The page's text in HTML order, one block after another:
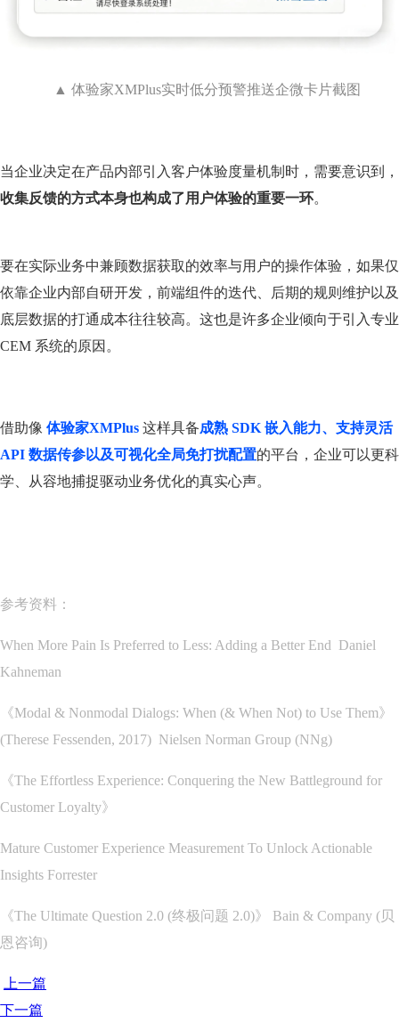
▲ 体验家XMPlus实时低分预警推送企微卡片截图
当企业决定在产品内部引入客户体验度量机制时，需要意识到，
收集反馈的方式本身也构成了用户体验的重要一环。
要在实际业务中兼顾数据获取的效率与用户的操作体验，如果仅
依靠企业内部自研开发，前端组件的迭代、后期的规则维护以及
底层数据的打通成本往往较高。这也是许多企业倾向于引入专业
CEM 系统的原因。
借助像 体验家XMPlus 这样具备成熟 SDK 嵌入能力、支持灵活
API 数据传参以及可视化全局免打扰配置的平台，企业可以更科
学、从容地捕捉驱动业务优化的真实心声。
参考资料：
When More Pain Is Preferred to Less: Adding a Better End Daniel
Kahneman
《Modal & Nonmodal Dialogs: When (& When Not) to Use Them》
(Therese Fessenden, 2017) Nielsen Norman Group (NNg)
《The Effortless Experience: Conquering the New Battleground for
Customer Loyalty》
Mature Customer Experience Measurement To Unlock Actionable
Insights Forrester
《The Ultimate Question 2.0 (终极问题 2.0)》 Bain & Company (贝
恩咨询)
上一篇
下一篇